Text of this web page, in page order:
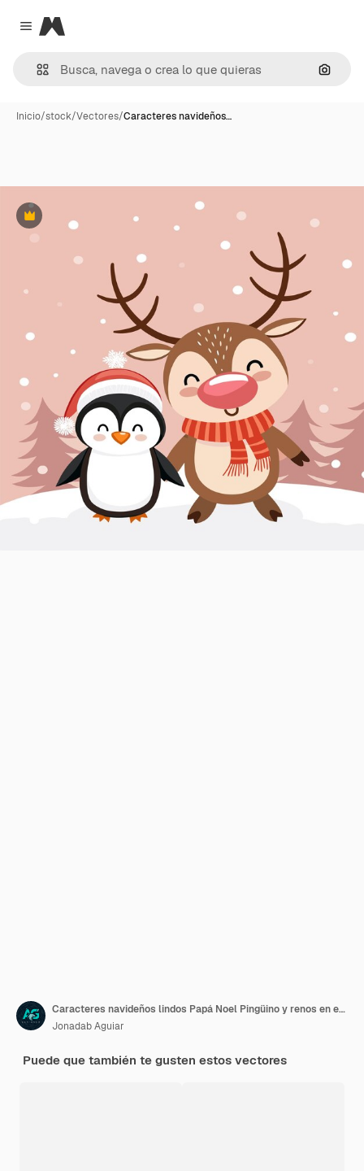
Close menu
Magnific
Inicio/stock/Vectores/Caracteres navideños…
Premium
Caracteres navideños lindos Papá Noel Pingüino y renos en el paisaje de invierno en rosa
Jonadab Aguiar
Puede que también te gusten estos vectores